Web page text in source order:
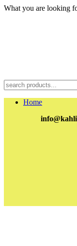
What you are looking
Home